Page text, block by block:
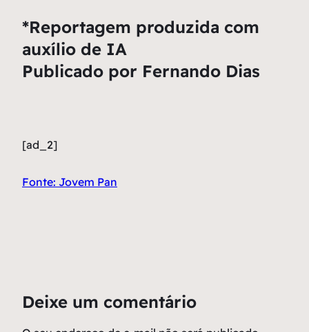
*Reportagem produzida com
auxílio de IA
Publicado por Fernando Dias
[ad_2]
Fonte: Jovem Pan
Deixe um comentário